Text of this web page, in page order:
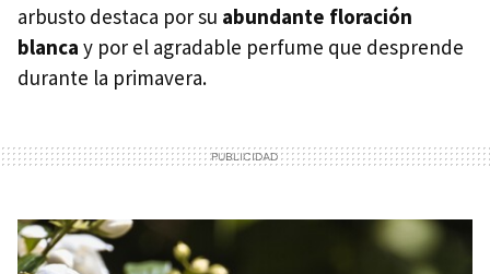
arbusto destaca por su abundante floración
blanca y por el agradable perfume que desprende
durante la primavera.